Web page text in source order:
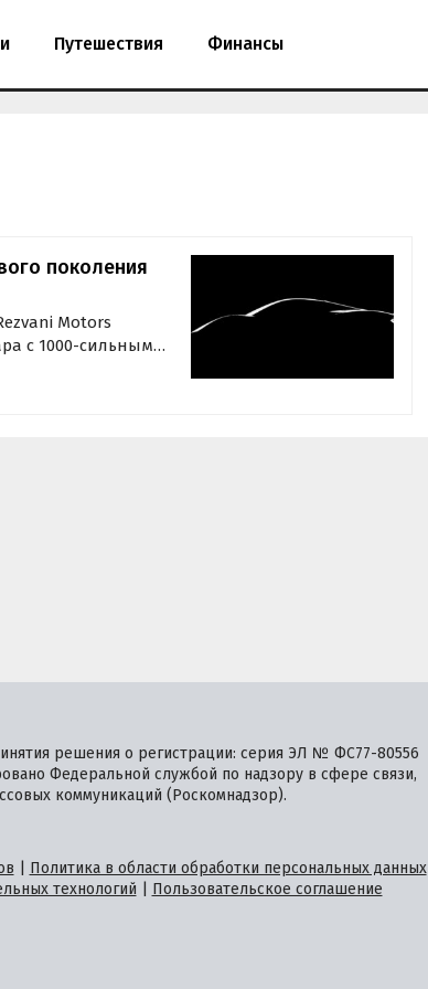
Путешествия Финансы
поколения
Motors
с 1000-сильным
решения о регистрации: серия ЭЛ № ФС77-80556
Федеральной службой по надзору в сфере связи,
коммуникаций (Роскомнадзор).
Политика в области обработки персональных данных|
технологий
Пользовательское соглашение